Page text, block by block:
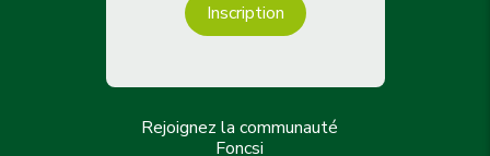
Inscription
Rejoignez la communauté
Foncsi